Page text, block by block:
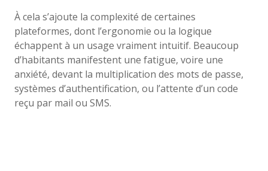
À cela s’ajoute la complexité de certaines
plateformes, dont l’ergonomie ou la logique
échappent à un usage vraiment intuitif. Beaucoup
d’habitants manifestent une fatigue, voire une
anxiété, devant la multiplication des mots de passe,
systèmes d’authentification, ou l’attente d’un code
reçu par mail ou SMS.